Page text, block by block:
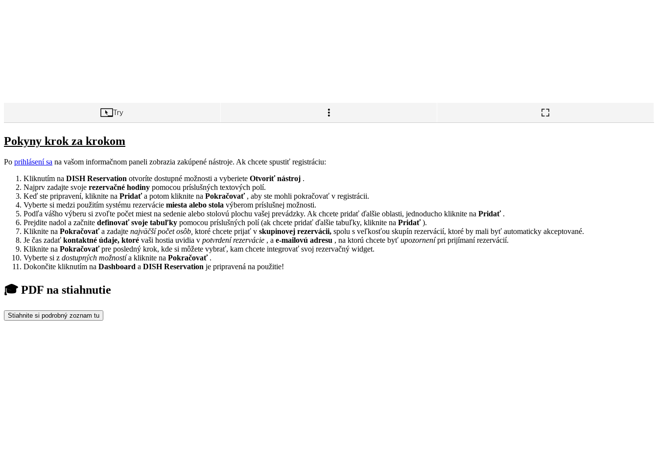
Pokyny krok za krokom
Po prihlásení sa na vašom informačnom paneli zobrazia zakúpené nástroje. Ak chcete spustiť registráciu:
Kliknutím na DISH Reservation otvoríte dostupné možnosti a vyberiete Otvoriť nástroj .
Najprv zadajte svoje rezervačné hodiny pomocou príslušných textových polí.
Keď ste pripravení, kliknite na Pridaťa potom kliknite na Pokračovať, aby ste mohli pokračovať v registrácii.
Vyberte si medzi použitím systému rezervácie miesta alebo stola výberom príslušnej možnosti.
Podľa vášho výberu si zvoľte počet miest na sedenie alebo stolovú plochu vašej prevádzky. Ak chcete pridať ďalšie oblasti, jednoducho kliknite na Pridať.
Prejdite nadol a začnite definovať svoje tabuľky pomocou príslušných polí (ak chcete pridať ďalšie tabuľky, kliknite na Pridať).
Kliknite na Pokračovaťa zadajte najväčší počet osôb, ktoré chcete prijať v skupinovej rezervácii, spolu s veľkosťou skupín rezervácií, ktoré by mali byť automaticky akceptované.
Je čas zadať kontaktné údaje, ktoré vaši hostia uvidia v potvrdení rezervácie , a e-mailovú adresu , na ktorú chcete byť upozornenípri prijímaní rezervácií.
Kliknite na Pokračovaťpre posledný krok, kde si môžete vybrať, kam chcete integrovať svoj rezervačný widget.
Vyberte si z dostupných možnostía kliknite na Pokračovať.
Dokončite kliknutím na Dashboard a DISH Reservation je pripravená na použitie!
🎓 PDF na stiahnutie
Stiahnite si podrobný zoznam tu